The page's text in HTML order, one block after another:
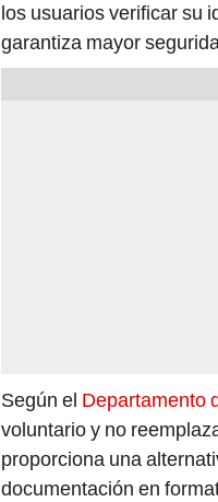
los usuarios verificar su
garantiza mayor
Según el Departamento
voluntario y no
proporciona una
documentación en